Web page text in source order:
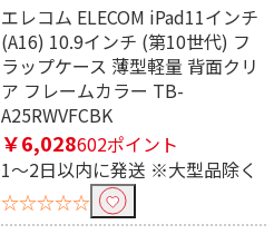
エレコム ELECOM iPad11インチ
(A16) 10.9インチ (第10世代) フ
ラップケース 薄型軽量 背面クリ
ア フレームカラー TB-
A25RWVFCBK
￥6,028602ポイント
1～2日以内に発送 ※大型品除く
☆☆☆☆☆